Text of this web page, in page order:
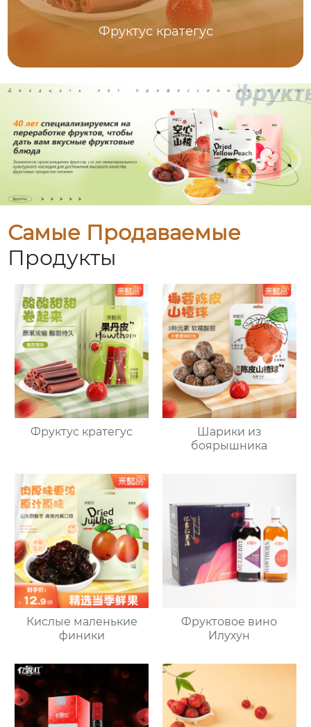
Фруктус кратегус
Самые Продаваемые
Продукты
Фруктус кратегус
Шарики из
боярышника
Кислые маленькие
финики
Фруктовое вино
Илухун